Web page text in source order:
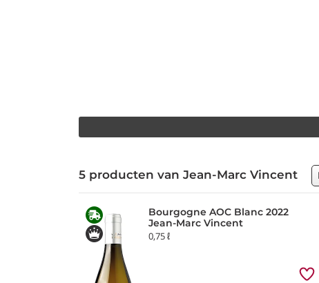
5 producten van Jean-Marc Vincent
Bourgogne AOC Blanc 2022
Jean-Marc Vincent
0,75 ℓ